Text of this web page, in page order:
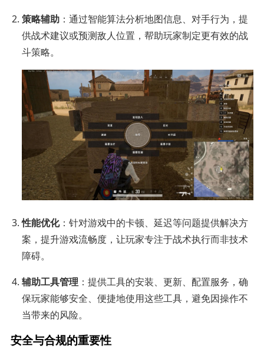
策略辅助 ：通过智能算法分析地图信息、对手行为，提
供战术建议或预测敌人位置，帮助玩家制定更有效的战
斗策略。
性能优化：针对游戏中的卡顿、延迟等问题提供解决方
案，提升游戏流畅度，让玩家专注于战术执行而非技术
障碍。
辅助工具管理 ：提供工具的安装、更新、配置服务，确
保玩家能够安全、便捷地使用这些工具，避免因操作不
当带来的风险。
安全与合规的重要性